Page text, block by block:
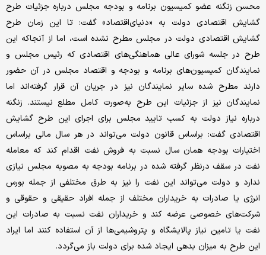
محسن زنگنه عضو کمیسیون برنامه و بودجه مجلس درباره جزئیات طرح
گشایش اقتصادی دولت به «دنیای‌اقتصاد» گفت: تا این زمان طرح
گشایش اقتصادی دولت در مجلس مطرح نشده است، اما از آنجاکه این
طرح در جلسه شورای عالی هماهنگی‌های اقتصادی که رئیس مجلس و
نمایندگان کمیسیون‌های برنامه و بودجه و اقتصاد مجلس در آن حضور
دارند مطرح شده سایر نمایندگان نیز در جریان آن قرار گرفته‌اند اما
نمایندگان نیز از جزئیات این طرح به‌صورت کامل مطلع نیستند. زنگنه
درباره نیاز دولت به کسب تایید مجلس برای اجرای این طرح گشایش
اقتصادی گفت: براساس قانون دولت می‌تواند در هر سال مالی براساس
اختیارات بودجه همان سال نسبت به فروش نفت اقدام کند که معامله
نفت در سقف درنظر گرفته شده در برنامه بودجه به مصوبه مجلس نیازی
ندارد و دولت می‌تواند این نفت را نیز به طرق مختلفی از جمله بورس
انرژی یا صادرات به خریداران مختلف از جمله افراد حقیقی و حقوقی و
شرکت‌های خصوصی عرضه کند و خریداران نفت نسبت به صادرات این
نفت یا تامین نیاز پالایشگاه و پتروشیمی‌ها از آن استفاده کنند اما ایراد
این طرح به میزان بدهی ایجاد شده برای دولت باز می‌گردد.